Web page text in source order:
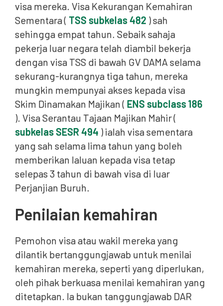
visa mereka. Visa Kekurangan Kemahiran
Sementara ( TSS subkelas 482 ) sah
sehingga empat tahun. Sebaik sahaja
pekerja luar negara telah diambil bekerja
dengan visa TSS di bawah GV DAMA selama
sekurang-kurangnya tiga tahun, mereka
mungkin mempunyai akses kepada visa
Skim Dinamakan Majikan ( ENS subclass 186
). Visa Serantau Tajaan Majikan Mahir (
subkelas SESR 494 ) ialah visa sementara
yang sah selama lima tahun yang boleh
memberikan laluan kepada visa tetap
selepas 3 tahun di bawah visa di luar
Perjanjian Buruh.
Penilaian kemahiran
Pemohon visa atau wakil mereka yang
dilantik bertanggungjawab untuk menilai
kemahiran mereka, seperti yang diperlukan,
oleh pihak berkuasa menilai kemahiran yang
ditetapkan. Ia bukan tanggungjawab DAR